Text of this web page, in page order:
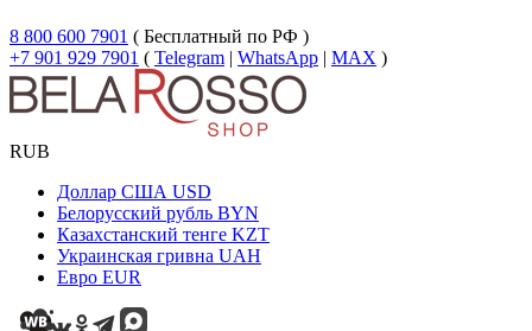
8 800 600 7901 ( Бесплатный по РФ )
+7 901 929 7901 ( Telegram | WhatsApp | MAX )
RUB
Доллар США USD
Белорусский рубль BYN
Казахстанский тенге KZT
Украинская гривна UAH
Евро EUR